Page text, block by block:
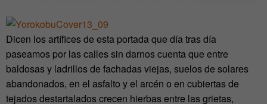
Dicen los artífices de esta portada que día tras día
paseamos por las calles sin darnos cuenta que entre
baldosas y ladrillos de fachadas viejas, suelos de solares
abandonados, en el asfalto y el arcén o en cubiertas de
tejados destartalados crecen hierbas entre las grietas,